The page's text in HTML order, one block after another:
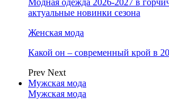
Модная одежда 2026-2027 в
актуальные новинки сезона
Женская мода
Какой он – современный крой в
Prev Next
Мужская мода
Мужская мода